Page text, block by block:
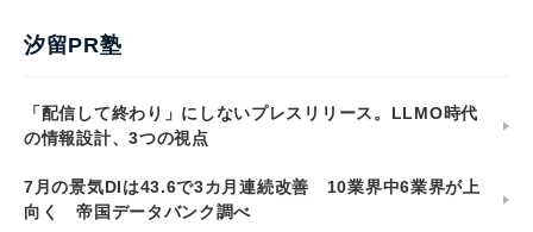
汐留PR塾
「配信して終わり」にしないプレスリリース。LLMO時代
の情報設計、3つの視点
7月の景気DIは43.6で3カ月連続改善 10業界中6業界が上
向く 帝国データバンク調べ